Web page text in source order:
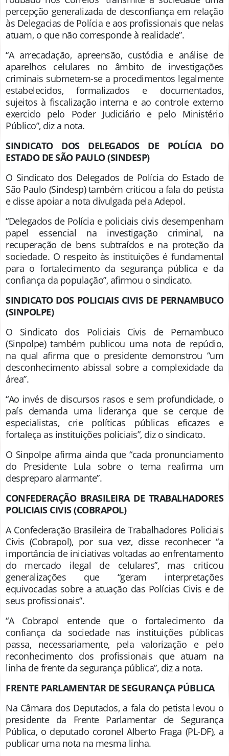
percepção generalizada de desconfiança em relação
às Delegacias de Polícia e aos profissionais que nelas
atuam, o que não corresponde à realidade”.
“A arrecadação, apreensão, custódia e análise de
aparelhos celulares no âmbito de investigações
criminais submetem-se a procedimentos legalmente
estabelecidos, formalizados e documentados,
sujeitos à fiscalização interna e ao controle externo
exercido pelo Poder Judiciário e pelo Ministério
Público”, diz a nota.
SINDICATO DOS DELEGADOS DE POLÍCIA DO
ESTADO DE SÃO PAULO (SINDESP)
O Sindicato dos Delegados de Polícia do Estado de
São Paulo (Sindesp) também criticou a fala do petista
e disse apoiar a nota divulgada pela Adepol.
“Delegados de Polícia e policiais civis desempenham
papel essencial na investigação criminal, na
recuperação de bens subtraídos e na proteção da
sociedade. O respeito às instituições é fundamental
para o fortalecimento da segurança pública e da
confiança da população”, afirmou o sindicato.
SINDICATO DOS POLICIAIS CIVIS DE PERNAMBUCO
(SINPOLPE)
O Sindicato dos Policiais Civis de Pernambuco
(Sinpolpe) também publicou uma nota de repúdio,
na qual afirma que o presidente demonstrou “um
desconhecimento abissal sobre a complexidade da
área”.
“Ao invés de discursos rasos e sem profundidade, o
país demanda uma liderança que se cerque de
especialistas, crie políticas públicas eficazes e
fortaleça as instituições policiais”, diz o sindicato.
O Sinpolpe afirma ainda que “cada pronunciamento
do Presidente Lula sobre o tema reafirma um
despreparo alarmante”.
CONFEDERAÇÃO BRASILEIRA DE TRABALHADORES
POLICIAIS CIVIS (COBRAPOL)
A Confederação Brasileira de Trabalhadores Policiais
Civis (Cobrapol), por sua vez, disse reconhecer “a
importância de iniciativas voltadas ao enfrentamento
do mercado ilegal de celulares”, mas criticou
generalizações que “geram interpretações
equivocadas sobre a atuação das Polícias Civis e de
seus profissionais”.
“A Cobrapol entende que o fortalecimento da
confiança da sociedade nas instituições públicas
passa, necessariamente, pela valorização e pelo
reconhecimento dos profissionais que atuam na
linha de frente da segurança pública”, diz a nota.
FRENTE PARLAMENTAR DE SEGURANÇA PÚBLICA
Na Câmara dos Deputados, a fala do petista levou o
presidente da Frente Parlamentar de Segurança
Pública, o deputado coronel Alberto Fraga (PL-DF), a
publicar uma nota na mesma linha.